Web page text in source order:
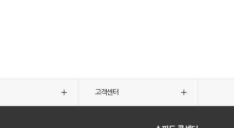
고객센터